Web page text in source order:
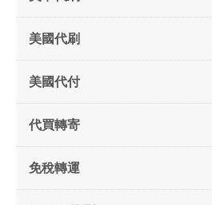
美國代刷
美國代付
代買轉寄
免稅轉運